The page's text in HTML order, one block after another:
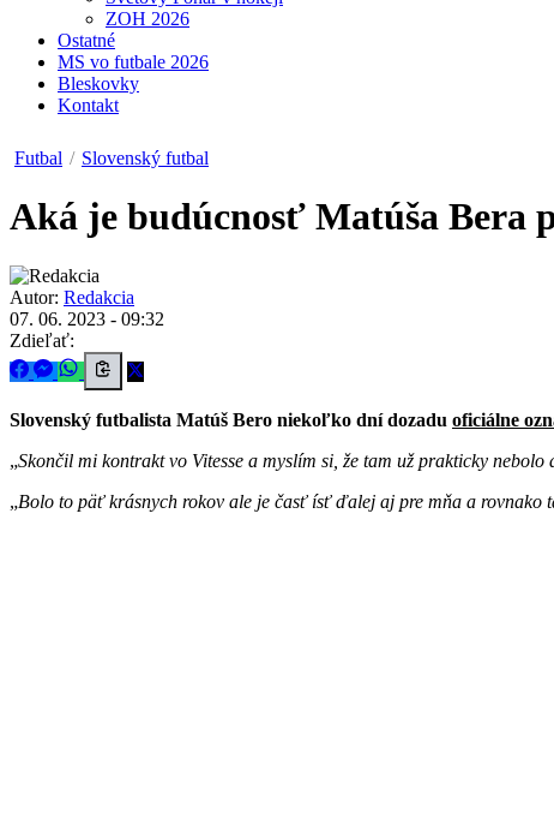
ZOH 2026
Ostatné
MS vo futbale 2026
Bleskovky
Kontakt
Futbal / Slovenský futbal
Aká je budúcnosť Matúša Bera
Autor: Redakcia
07. 06. 2023 - 09:32
Zdieľať:
Slovenský futbalista Matúš Bero niekoľko dní dozadu oficiálne
Skončil mi kontrakt vo Vitesse a myslím si, že tam už prakticky
Bolo to päť krásnych rokov ale je časť ísť ďalej aj pre mňa a rovnako